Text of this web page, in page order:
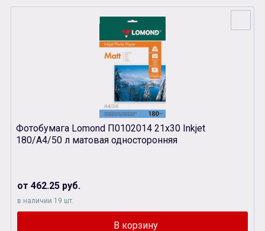
Фотобумага Lomond П0102014 21х30 Inkjet
180/A4/50 л матовая односторонняя
от 462.25 руб.
в наличии 19 шт.